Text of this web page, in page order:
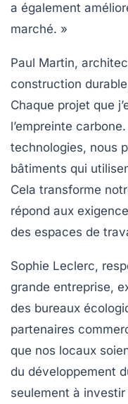
a également
marché. »
Paul Martin,
construction
Chaque projet que
l’empreinte
technologies, nous
bâtiments qui
Cela transforme
répond aux
des espaces de
Sophie Leclerc,
grande entreprise,
des bureaux
partenaires
que nos locaux
du développement
seulement à